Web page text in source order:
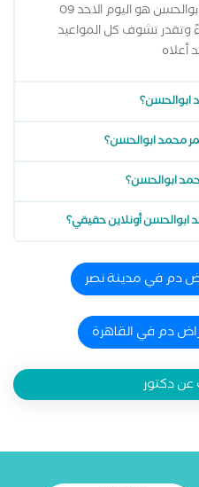
أقرب ميعاد لدكتور عمر محمد ابوالحسن هو اليوم الاحد 09
من 6:00 مساءً وتقدر تشوف كل المواعيد
أعلاه
ابوالحسن؟
محمد ابوالحسن؟
ابوالحسن؟
ابوالحسن أونلاين حقيقي؟
دم في مدينة نصر
دم في القاهرة
عن دكتور